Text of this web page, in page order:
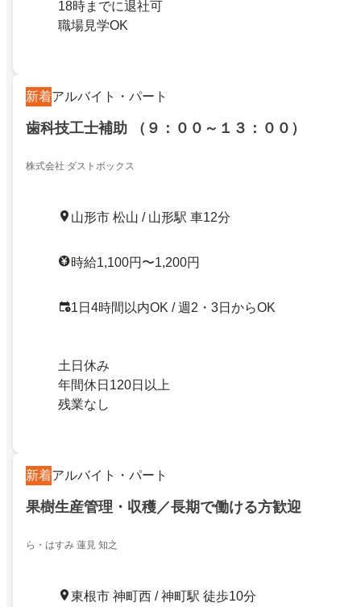
18時までに退社可
職場見学OK
新着アルバイト・パート
歯科技工士補助 （９：００～１３：００）
株式会社 ダストボックス
山形市 松山 / 山形駅 車12分
時給1,100円〜1,200円
1日4時間以内OK / 週2・3日からOK
土日休み
年間休日120日以上
残業なし
新着アルバイト・パート
果樹生産管理・収穫／長期で働ける方歓迎
ら・はすみ 蓮見 知之
東根市 神町西 / 神町駅 徒歩10分